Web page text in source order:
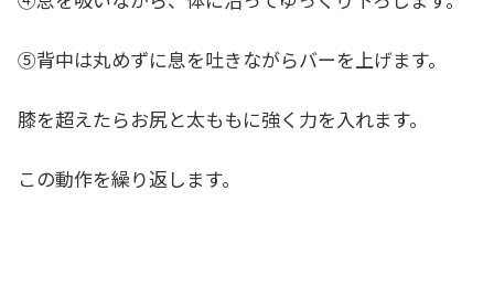
⑤背中は丸めずに息を吐きながらバーを上げます。
膝を超えたらお尻と太ももに強く力を入れます。
この動作を繰り返します。